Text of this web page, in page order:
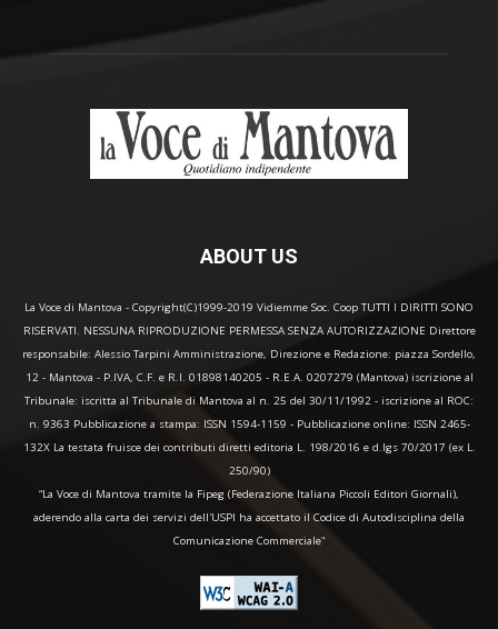
ABOUT US
La Voce di Mantova - Copyright(C)1999-2019 Vidiemme Soc. Coop TUTTI I DIRITTI SONO
RISERVATI. NESSUNA RIPRODUZIONE PERMESSA SENZA AUTORIZZAZIONE Direttore
responsabile: Alessio Tarpini Amministrazione, Direzione e Redazione: piazza Sordello,
12 - Mantova - P.IVA, C.F. e R.I. 01898140205 - R.E.A. 0207279 (Mantova) iscrizione al
Tribunale: iscritta al Tribunale di Mantova al n. 25 del 30/11/1992 - iscrizione al ROC:
n. 9363 Pubblicazione a stampa: ISSN 1594-1159 - Pubblicazione online: ISSN 2465-
132X La testata fruisce dei contributi diretti editoria L. 198/2016 e d.lgs 70/2017 (ex L.
250/90)
“La Voce di Mantova tramite la Fipeg (Federazione Italiana Piccoli Editori Giornali),
aderendo alla carta dei servizi dell'USPI ha accettato il Codice di Autodisciplina della
Comunicazione Commerciale"